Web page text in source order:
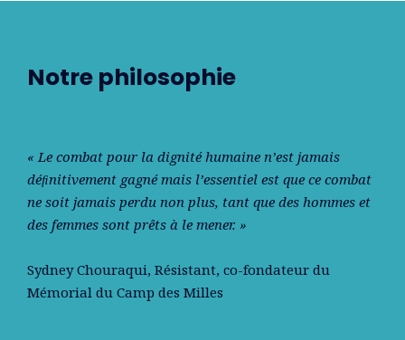
Notre philosophie
« Le combat pour la dignité humaine n’est jamais
déﬁnitivement gagné mais l’essentiel est que ce combat
ne soit jamais perdu non plus, tant que des hommes et
des femmes sont prêts à le mener. »
Sydney Chouraqui, Résistant, co-fondateur du
Mémorial du Camp des Milles